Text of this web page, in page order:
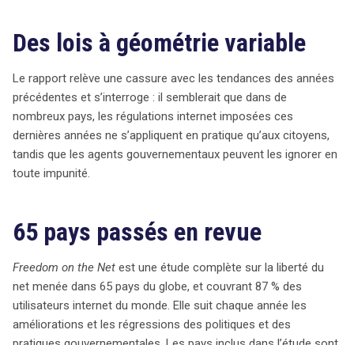
Des lois à géométrie variable
Le rapport relève une cassure avec les tendances des années
précédentes et s’interroge : il semblerait que dans de
nombreux pays, les régulations internet imposées ces
dernières années ne s’appliquent en pratique qu’aux citoyens,
tandis que les agents gouvernementaux peuvent les ignorer en
toute impunité.
65 pays passés en revue
Freedom on the Net est une étude complète sur la liberté du
net menée dans 65 pays du globe, et couvrant 87 % des
utilisateurs internet du monde. Elle suit chaque année les
améliorations et les régressions des politiques et des